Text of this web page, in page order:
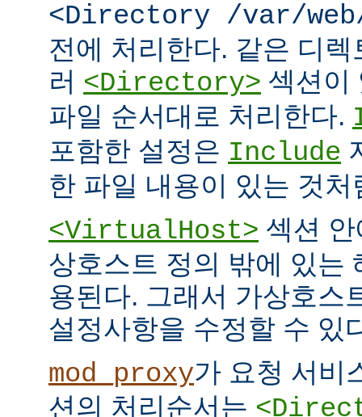
<Directory /var/
전에 처리한다. 같은 디
러 <Directory> 섹션이
파일 순서대로 처리한다.
포함한 설정은 Include
한 파일 내용이 있는 것처
<VirtualHost> 섹션
상호스트 정의 밖에 있는
용된다. 그래서 가상호스
설정사항을 수정할 수 있
mod_proxy가 요청 서비
션의 처리순서는